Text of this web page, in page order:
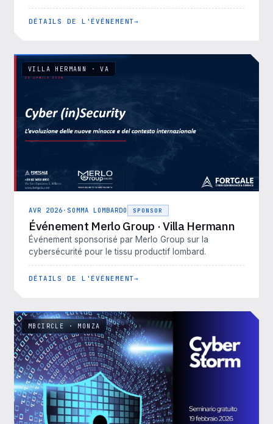
DÉTAILS DE L'ÉVÉNEMENT
VILLA HERMANN · VA
AVR 2026 · SOMMA LOMBARDO SPONSOR
Événement Merlo Group · Villa Hermann
Événement sponsorisé par Merlo Group sur la
cybersécurité pour le tissu productif lombard.
DÉTAILS DE L'ÉVÉNEMENT
MBCIRCLE · MONZA